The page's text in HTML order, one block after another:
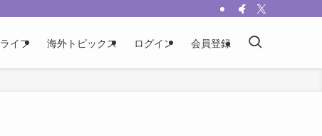
ライフ 海外トピックス ログイン 会員登録